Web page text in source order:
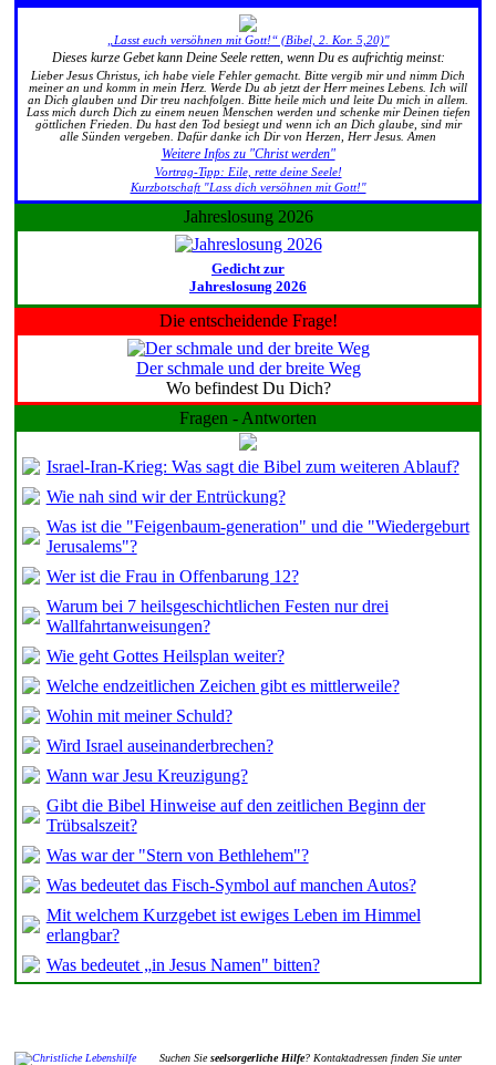
„Lasst euch versöhnen mit Gott!“ (Bibel, 2. Kor. 5,20)"
Dieses kurze Gebet kann Deine Seele retten, wenn Du es aufrichtig meinst:
Lieber Jesus Christus, ich habe viele Fehler gemacht. Bitte vergib mir und nimm Dich
meiner an und komm in mein Herz. Werde Du ab jetzt der Herr meines Lebens. Ich will
an Dich glauben und Dir treu nachfolgen. Bitte heile mich und leite Du mich in allem.
Lass mich durch Dich zu einem neuen Menschen werden und schenke mir Deinen tiefen
göttlichen Frieden. Du hast den Tod besiegt und wenn ich an Dich glaube, sind mir
alle Sünden vergeben. Dafür danke ich Dir von Herzen, Herr Jesus. Amen
Weitere Infos zu "Christ werden"
Vortrag-Tipp: Eile, rette deine Seele!
Kurzbotschaft "Lass dich versöhnen mit Gott!"
Jahreslosung 2026
Gedicht zur
Jahreslosung 2026
Die entscheidende Frage!
Der schmale und der breite Weg
Wo befindest Du Dich?
Fragen - Antworten
Israel-Iran-Krieg: Was sagt die Bibel zum weiteren Ablauf?
Wie nah sind wir der Entrückung?
Was ist die "Feigenbaum-generation" und die "Wiedergeburt
Jerusalems"?
Wer ist die Frau in Offenbarung 12?
Warum bei 7 heilsgeschichtlichen Festen nur drei
Wallfahrtanweisungen?
Wie geht Gottes Heilsplan weiter?
Welche endzeitlichen Zeichen gibt es mittlerweile?
Wohin mit meiner Schuld?
Wird Israel auseinanderbrechen?
Wann war Jesu Kreuzigung?
Gibt die Bibel Hinweise auf den zeitlichen Beginn der
Trübsalszeit?
Was war der "Stern von Bethlehem"?
Was bedeutet das Fisch-Symbol auf manchen Autos?
Mit welchem Kurzgebet ist ewiges Leben im Himmel
erlangbar?
Was bedeutet „in Jesus Namen" bitten?
Suchen Sieseelsorgerliche Hilfe? Kontaktadressen finden Sie unter